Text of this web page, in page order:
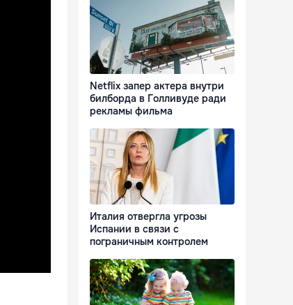
Netflix запер актера внутри
билборда в Голливуде ради
рекламы фильма
Италия отвергла угрозы
Испании в связи с
пограничным контролем